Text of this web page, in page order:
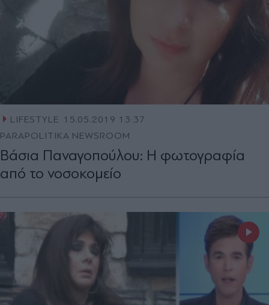
LIFESTYLE
15.05.2019 13:37
PARAPOLITIKA NEWSROOM
Βάσια Παναγοπούλου: Η φωτογραφία
από το νοσοκομείο